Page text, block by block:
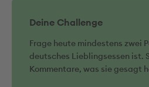
Deine Challenge
Frage heute mindestens zwei
deutsches Lieblingsessen ist.
Kommentare, was sie gesagt